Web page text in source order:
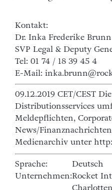
Kontakt:
Dr. Inka Frederike Brunn
SVP Legal & Deputy
Tel: 01 74 / 18 39 45 4
E-Mail:
09.12.2019 CET/CEST
Distributionsservices
Meldepflichten,
News/
Medienarchiv unter
Sprache:
Deutsch
Unternehmen:Rocket